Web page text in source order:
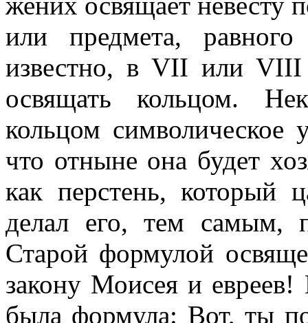
или предмета,
известно, в VII или VIII
освящать кольцом.
кольцом символическое
что отныне она будет
как перстень, который
делал его, тем самым,
Старой формулой
закону Моисея и евреев!
была формула: Вот, ты